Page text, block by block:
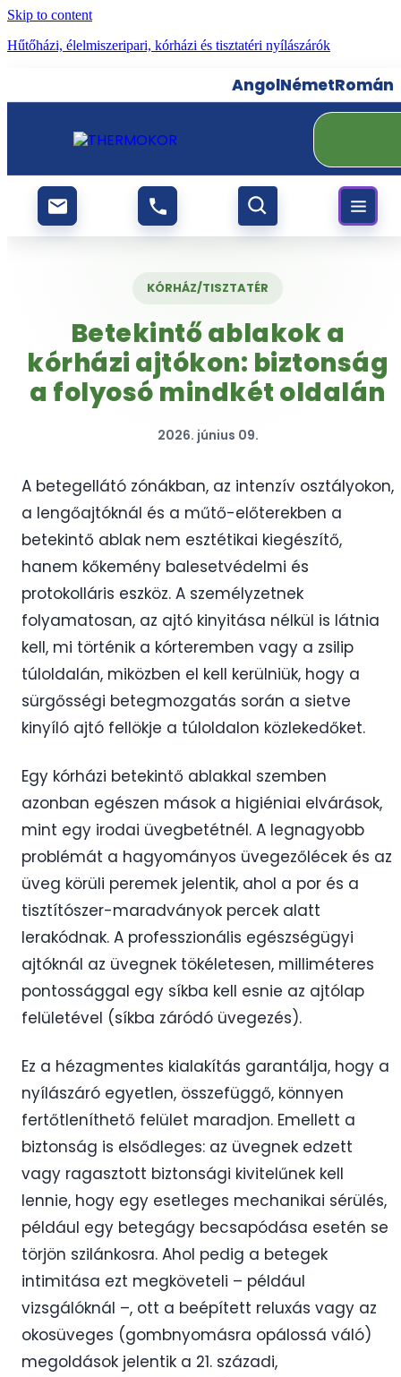
Skip to content
Hűtőházi, élelmiszeripari, kórházi és tisztatéri nyílászárók
AngolNémetRomán
KÓRHÁZ/TISZTATÉR
Betekintő ablakok a
kórházi ajtókon: biztonság
a folyosó mindkét oldalán
2026. június 09.
A betegellátó zónákban, az intenzív osztályokon,
a lengőajtóknál és a műtő-előterekben a
betekintő ablak nem esztétikai kiegészítő,
hanem kőkemény balesetvédelmi és
protokolláris eszköz. A személyzetnek
folyamatosan, az ajtó kinyitása nélkül is látnia
kell, mi történik a kórteremben vagy a zsilip
túloldalán, miközben el kell kerülniük, hogy a
sürgősségi betegmozgatás során a sietve
kinyíló ajtó fellökje a túloldalon közlekedőket.
Egy kórházi betekintő ablakkal szemben
azonban egészen mások a higiéniai elvárások,
mint egy irodai üvegbetétnél. A legnagyobb
problémát a hagyományos üvegezőlécek és az
üveg körüli peremek jelentik, ahol a por és a
tisztítószer-maradványok percek alatt
lerakódnak. A professzionális egészségügyi
ajtóknál az üvegnek tökéletesen, milliméteres
pontossággal egy síkba kell esnie az ajtólap
felületével (síkba záródó üvegezés).
Ez a hézagmentes kialakítás garantálja, hogy a
nyílászáró egyetlen, összefüggő, könnyen
fertőtleníthető felület maradjon. Emellett a
biztonság is elsődleges: az üvegnek edzett
vagy ragasztott biztonsági kivitelűnek kell
lennie, hogy egy esetleges mechanikai sérülés,
például egy betegágy becsapódása esetén se
törjön szilánkosra. Ahol pedig a betegek
intimitása ezt megköveteli – például
vizsgálóknál –, ott a beépített reluxás vagy az
okosüveges (gombnyomásra opálossá váló)
megoldások jelentik a 21. századi,